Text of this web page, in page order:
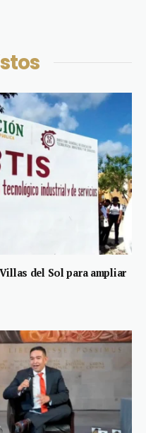
del Sol para ampliar